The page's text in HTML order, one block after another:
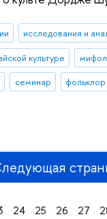
исследования и
культуре
семинар фольклор
24 25 26 27